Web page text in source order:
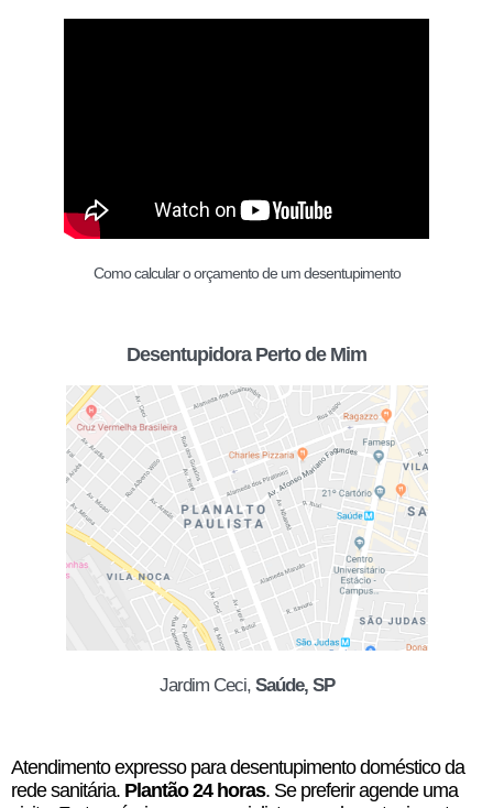
Como calcular o orçamento de um desentupimento
Desentupidora Perto de Mim
Jardim Ceci, Saúde, SP
Atendimento expresso para desentupimento doméstico da
rede sanitária. Plantão 24 horas. Se preferir agende uma